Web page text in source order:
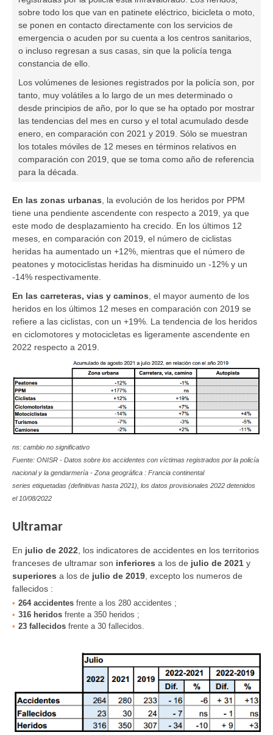
sobre todo los que van en patinete eléctrico , bicicleta o moto,
se ponen en contacto directamente con los servicios de
emergencia o acuden por su cuenta a los centros sanitarios,
o incluso regresan a sus casas, sin que la policía tenga
constancia de ello.
Los volúmenes de lesiones registrados por la policía son, por
tanto, muy volátiles a lo largo de un mes determinado o
desde principios de año, por lo que se ha optado por mostrar
las tendencias del mes en curso y el total acumulado desde
enero, en comparación con 2021 y 2019. Sólo se muestran
los totales móviles de 12 meses en términos relativos en
comparación con 2019, que se toma como año de referencia
para la década.
En las zonas urbanas la evolución de los heridos por PPM
tiene una pendiente ascendente con respecto a 2019, ya que
este modo de desplazamiento ha crecido. En los últimos 12
meses, en comparación con 2019, el número de ciclistas
heridas ha aumentado un +12%, mientras que el número de
peatones y motociclistas heridas ha disminuido un -12% y un
-14% respectivamente.
En las carreteras, vias y caminos , el mayor aumento de los
heridos en los últimos 12 meses en comparación con 2019 se
refiere a las ciclistas , con un +19%. La tendencia de los heridos
en ciclomotores y motocicletas es ligeramente ascendente en
2022 respecto a 2019.
ns: cambio no significativo
Fuente: ONISR - Datos sobre los accidentes con víctimas registrados por la policía
nacional y la gendarmería - Zona geográfica : Francia continental
series etiquetadas (definitivas hasta 2021), los datos provisionales 2022 detenidos
el 10/08/2022
Ultramar
En julio de 2022 , los indicatores de accidentes en los territorios
franceses de ultramar son inferiores a los de julio de 2021 y
superiores a los de julio de 2019 , excepto los numeros de
fallecidos :
264 accidentes frente a los 280 accidentes ;
316 heridos frente a 350 heridos ;
23 fallecidos frente a 30 fallecidos.